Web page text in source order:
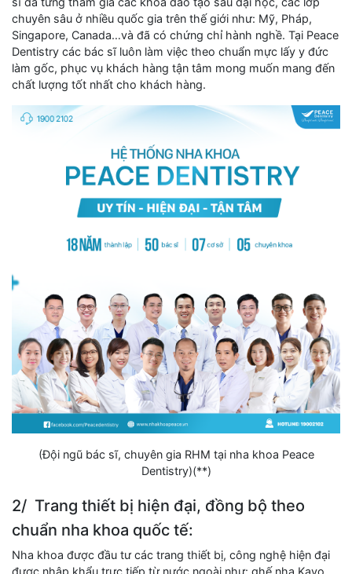
chuyên sâu ở nhiều quốc gia trên thế giới như: Mỹ, Pháp,
Singapore, Canada…và đã có chứng chỉ hành nghề. Tại Peace
Dentistry các bác sĩ luôn làm việc theo chuẩn mực lấy y đức
làm gốc, phục vụ khách hàng tận tâm mong muốn mang đến
chất lượng tốt nhất cho khách hàng.
(Đội ngũ bác sĩ, chuyên gia RHM tại nha khoa Peace
Dentistry)(**)
2/ Trang thiết bị hiện đại, đồng bộ theo
chuẩn nha khoa quốc tế:
Nha khoa được đầu tư các trang thiết bị, công nghệ hiện đại